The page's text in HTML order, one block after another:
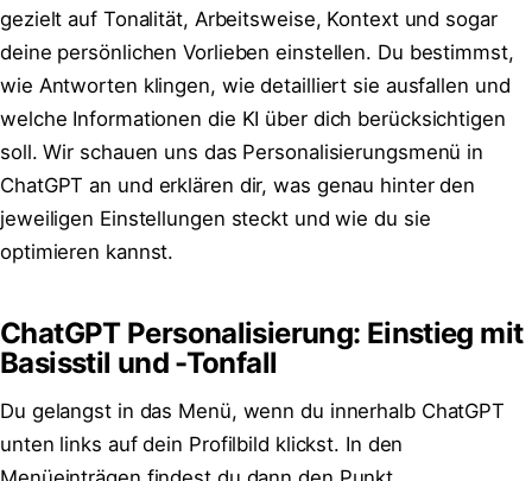
gezielt auf Tonalität, Arbeitsweise, Kontext und sogar
deine persönlichen Vorlieben einstellen. Du bestimmst,
wie Antworten klingen, wie detailliert sie ausfallen und
welche Informationen die KI über dich berücksichtigen
soll. Wir schauen uns das Personalisierungsmenü in
ChatGPT an und erklären dir, was genau hinter den
jeweiligen Einstellungen steckt und wie du sie
optimieren kannst.
ChatGPT Personalisierung: Einstieg mit
Basisstil und -Tonfall
Du gelangst in das Menü, wenn du innerhalb ChatGPT
unten links auf dein Profilbild klickst. In den